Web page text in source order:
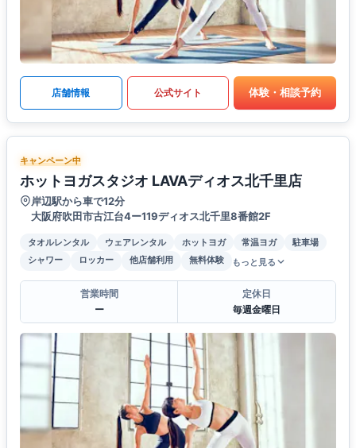
店舗情報 公式サイト 体験・相談予約
キャンペーン中
ホットヨガスタジオ LAVAディオス北千里店
岸辺駅から車で12分
大阪府吹田市古江台4ー119ディオス北千里8番館2F
タオルレンタル ウェアレンタル ホットヨガ 常温ヨガ
駐車場
シャワー
ロッカー 他店舗利用 無料体験 もっと見る
営業時間
ー
定休日
毎週金曜日